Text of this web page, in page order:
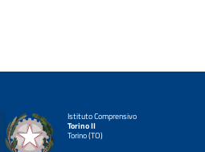
Istituto Comprensivo
Torino II
Torino (TO)